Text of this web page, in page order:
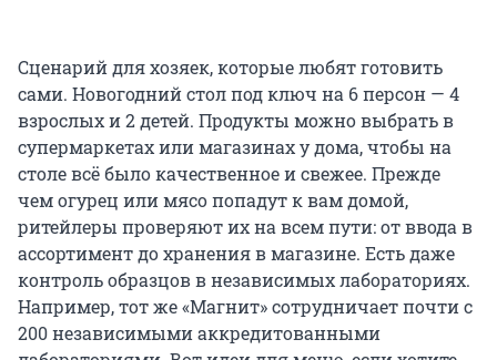
Сценарий для хозяек, которые любят готовить
сами. Новогодний стол под ключ на 6 персон — 4
взрослых и 2 детей. Продукты можно выбрать в
супермаркетах или магазинах у дома, чтобы на
столе всё было качественное и свежее. Прежде
чем огурец или мясо попадут к вам домой,
ритейлеры проверяют их на всем пути: от ввода в
ассортимент до хранения в магазине. Есть даже
контроль образцов в независимых лабораториях.
Например, тот же «Магнит» сотрудничает почти с
200 независимыми аккредитованными